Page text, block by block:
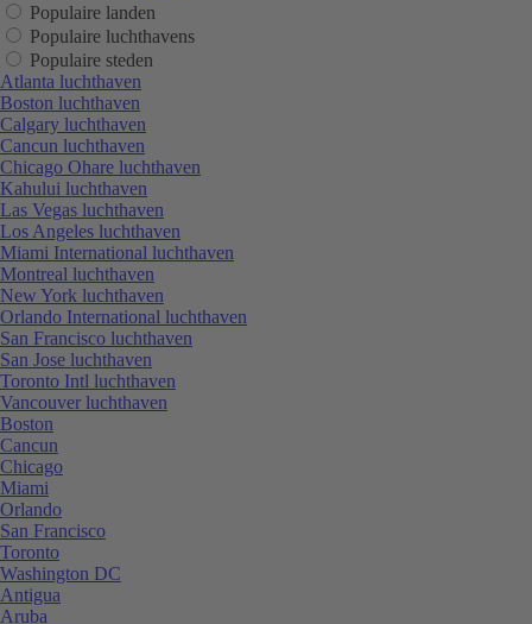
Populaire landen
Populaire luchthavens
Populaire steden
Atlanta luchthaven
Boston luchthaven
Calgary luchthaven
Cancun luchthaven
Chicago Ohare luchthaven
Kahului luchthaven
Las Vegas luchthaven
Los Angeles luchthaven
Miami International luchthaven
Montreal luchthaven
New York luchthaven
Orlando International luchthaven
San Francisco luchthaven
San Jose luchthaven
Toronto Intl luchthaven
Vancouver luchthaven
Boston
Cancun
Chicago
Miami
Orlando
San Francisco
Toronto
Washington DC
Antigua
Aruba